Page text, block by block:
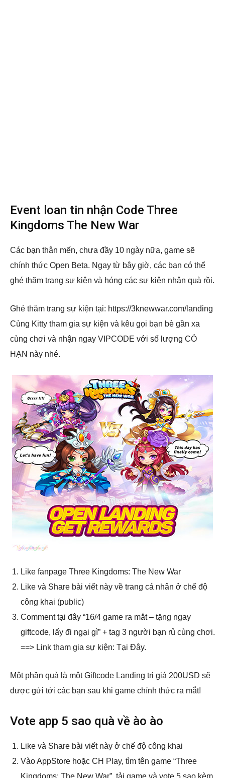
Event loan tin nhận Code Three
Kingdoms The New War
Các bạn thân mến, chưa đầy 10 ngày nữa, game sẽ
chính thức Open Beta. Ngay từ bây giờ, các bạn có thể
ghé thăm trang sự kiện và hóng các sự kiện nhận quà rồi.
Ghé thăm trang sự kiện tại: https://3knewwar.com/landing
Cùng Kitty tham gia sự kiện và kêu gọi bạn bè gần xa
cùng chơi và nhận ngay VIPCODE với số lượng CÓ
HẠN này nhé.
Like fanpage Three Kingdoms: The New War
Like và Share bài viết này về trang cá nhân ở chế độ
công khai (public)
Comment tại đây “16/4 game ra mắt – tặng ngay
giftcode, lấy đi ngại gì” + tag 3 người bạn rủ cùng chơi.
==> Link tham gia sự kiện: Tại Đây.
Một phần quà là một Giftcode Landing trị giá 200USD sẽ
được gửi tới các bạn sau khi game chính thức ra mắt!
Vote app 5 sao quà về ào ào
Like và Share bài viết này ở chế độ công khai
Vào AppStore hoặc CH Play, tìm tên game “Three
Kingdoms: The New War”, tải game và vote 5 sao kèm